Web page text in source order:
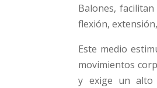
Balones,
flexión,
Este medio
movimientos
y exige un alto